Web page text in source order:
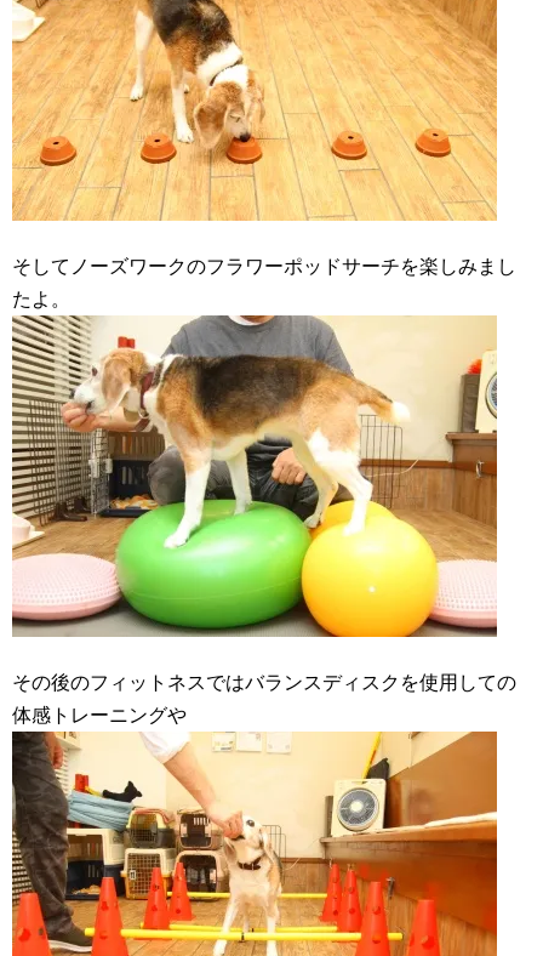
そしてノーズワークのフラワーポッドサーチを楽しみまし
たよ。
その後のフィットネスではバランスディスクを使用しての
体感トレーニングや